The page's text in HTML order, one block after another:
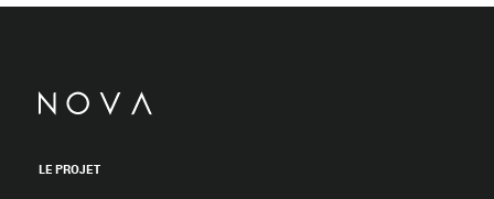
LE PROJET